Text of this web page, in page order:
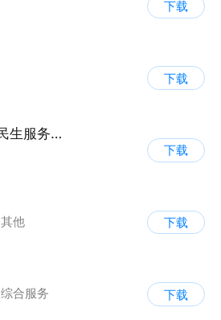
下载
下载
天津公安民生服务平台
下载
其他
下载
综合服务
下载